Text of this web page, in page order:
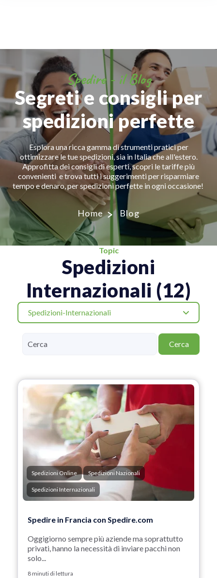
Spedire - il Blog
Segreti e consigli per
spedizioni perfette
Esplora una ricca gamma di strumenti pratici per
ottimizzare le tue spedizioni, sia in Italia che all'estero.
Approfitta dei consigli di esperti, scopri le tariffe più
convenienti e trova tutti i suggerimenti per risparmiare
tempo e denaro, per spedizioni perfette in ogni occasione!
Home Blog
Topic
Spedizioni
Internazionali (12)
Spedizioni-Internazionali
Cerca
Spedizioni Online Spedizioni Nazionali
Spedizioni Internazionali
Spedire in Francia con Spedire.com
Oggigiorno sempre più aziende ma soprattutto
privati, hanno la necessità di inviare pacchi non
solo...
8 minuti di lettura